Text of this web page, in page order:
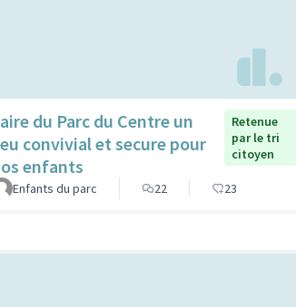
du Parc du Centre un
convivial et secure pour
enfants
Retenue
par le tri
citoyen
Enfants du parc 22 23